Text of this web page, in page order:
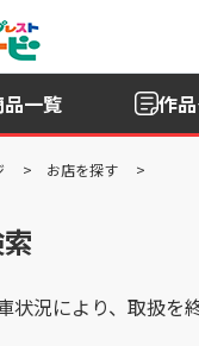
一覧 作
お店を探す
状況により、取扱を